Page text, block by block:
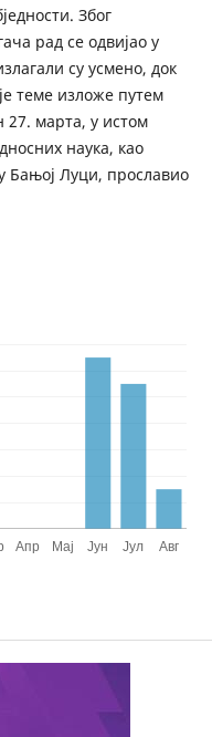
Због
рад се одвијао у
су усмено, док
теме изложе путем
27. марта, у истом
наука, као
Бањој Луци, прославио